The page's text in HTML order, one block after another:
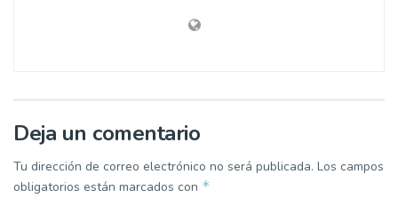
Deja un comentario
Tu dirección de correo electrónico no será publicada. Los campos
obligatorios están marcados con *